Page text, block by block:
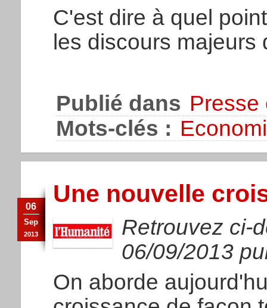
C'est dire à quel
les discours majeurs
Publié dans Presse
Mots-clés :
Une nouvelle
06
Sep
2013
Retrouvez ci-
06/09/2013
On aborde